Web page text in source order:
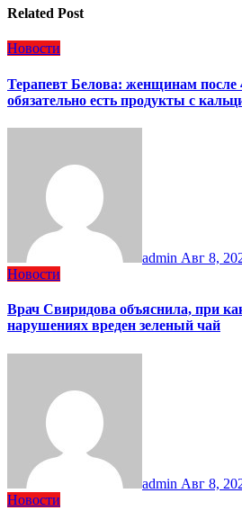
Related Post
Новости
Терапевт Белова: женщинам после
обязательно есть продукты с
admin Авг 8,
Новости
Врач Свиридова объяснила, при
нарушениях вреден зеленый чай
admin Авг 8,
Новости